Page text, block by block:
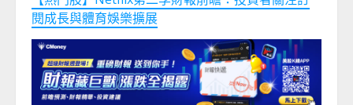
閱成長與體育娛樂擴展